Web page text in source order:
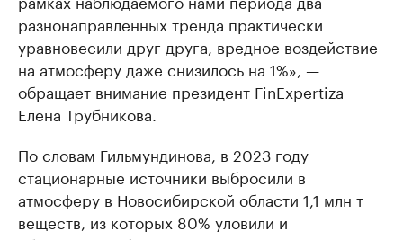
разнонаправленных тренда практически
уравновесили друг друга, вредное воздействие
на атмосферу даже снизилось на 1%», —
обращает внимание президент FinExpertiza
Елена Трубникова.
По словам Гильмундинова, в 2023 году
стационарные источники выбросили в
атмосферу в Новосибирской области 1,1 млн т
веществ, из которых 80% уловили и